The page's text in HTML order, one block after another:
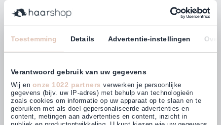
Toestemming Details Advertentie-instellingen Over
Verantwoord gebruik van uw gegevens
Wij en onze 1022 partners verwerken je persoonlijke
gegevens (bijv. uw IP-adres) met behulp van technologieën
zoals cookies om informatie op uw apparaat op te slaan en te
gebruiken met als doel gepersonaliseerde advertenties en
content, metingen aan advertenties en content, inzicht in
Bleiben Sie mit unserem Newsletter auf dem
Laufenden!
E-Mailadresse
Abonnieren
Kunden bewerten uns mit